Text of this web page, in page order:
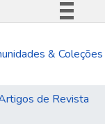
BR
à informação
& Coleções
de Revista